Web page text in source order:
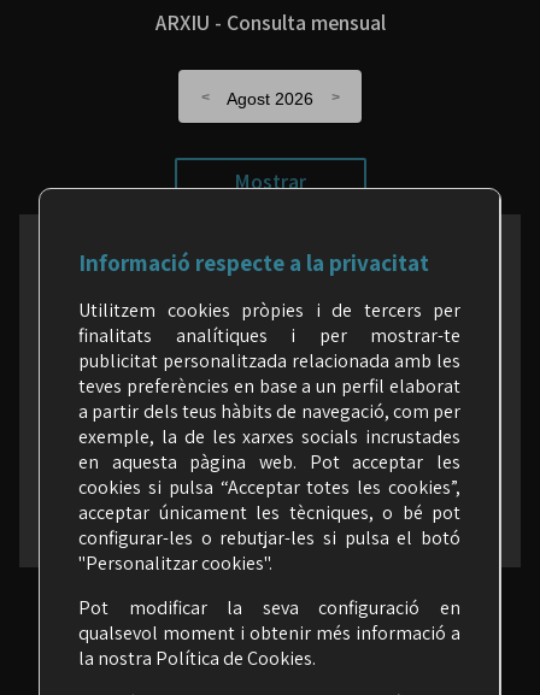
a les xarxes (segueix-nos)
ARXIU - Consulta mensual
Agost 2026
Mostrar
Informació respecte a la privacitat
Utilitzem cookies pròpies i de tercers per
finalitats analítiques i per mostrar-te
publicitat personalitzada relacionada amb les
teves preferències en base a un perfil elaborat
a partir dels teus hàbits de navegació, com per
exemple, la de les xarxes socials incrustades
en aquesta pàgina web. Pot acceptar les
cookies si pulsa “Acceptar totes les cookies”,
acceptar únicament les tècniques, o bé pot
configurar-les o rebutjar-les si pulsa el botó
"Personalitzar cookies".
Pot modificar la seva configuració en
qualsevol moment i obtenir més informació a
la nostra Política de Cookies.